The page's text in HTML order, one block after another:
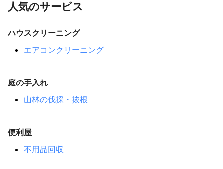
人気のサービス
ハウスクリーニング
エアコンクリーニング
庭の手入れ
山林の伐採・抜根
便利屋
不用品回収